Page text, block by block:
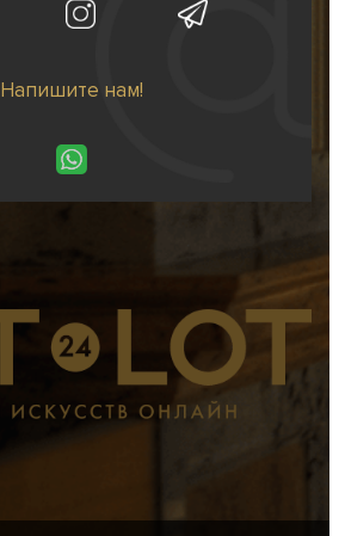
Напишите нам!